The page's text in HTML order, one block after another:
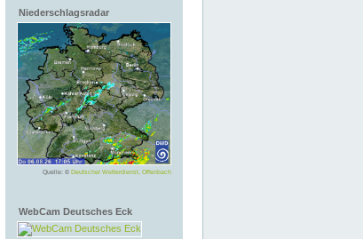
Niederschlagsradar
Quelle: © Deutscher Wetterdienst, Offenbach
WebCam Deutsches Eck